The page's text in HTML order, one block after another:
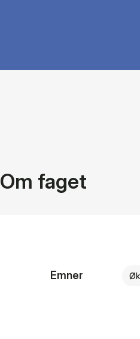
Om faget
Emner